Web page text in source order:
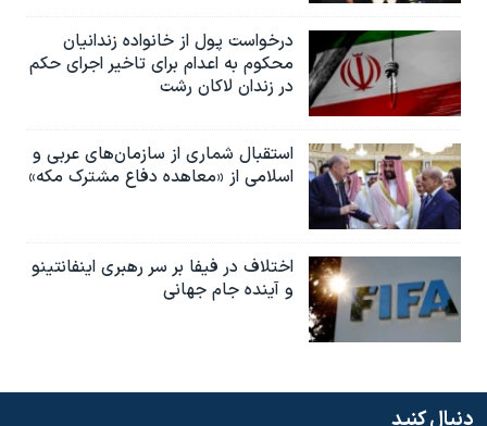
درخواست پول از خانواده زندانیان
محکوم به‌ اعدام برای تاخیر اجرای حکم
در زندان لاکان رشت
استقبال شماری از سازمان‌های عربی و
اسلامی از «معاهده دفاع مشترک مکه»
اختلاف در فیفا بر سر رهبری اینفانتینو
و آینده جام جهانی
دنبال کنید